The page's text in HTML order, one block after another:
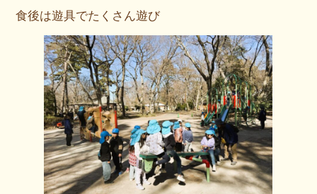
食後は遊具でたくさん遊び